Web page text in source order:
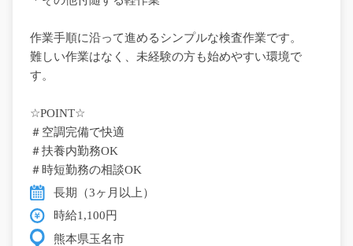
作業手順に沿って進めるシンプルな検査作業です。
難しい作業はなく、未経験の方も始めやすい環境で
す。
☆POINT☆
＃空調完備で快適
＃扶養内勤務OK
＃時短勤務の相談OK
長期（3ヶ月以上）
時給1,100円
熊本県玉名市